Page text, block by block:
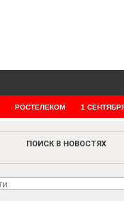
РОСТЕЛЕКОМ 1
ПОИСК В НОВОСТЯХ